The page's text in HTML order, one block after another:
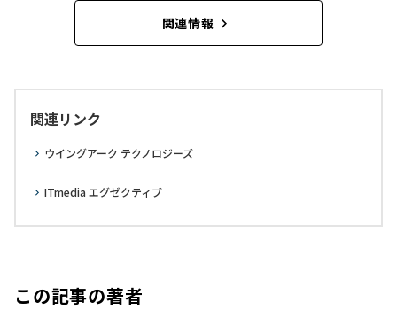
関連情報
関連リンク
ウイングアーク テクノロジーズ
ITmedia エグゼクティブ
この記事の著者